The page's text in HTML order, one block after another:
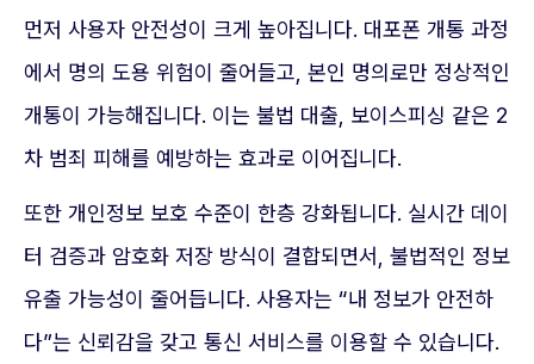
먼저 사용자 안전성이 크게 높아집니다. 대포폰 개통 과정
에서 명의 도용 위험이 줄어들고, 본인 명의로만 정상적인
개통이 가능해집니다. 이는 불법 대출, 보이스피싱 같은 2
차 범죄 피해를 예방하는 효과로 이어집니다.
또한 개인정보 보호 수준이 한층 강화됩니다. 실시간 데이
터 검증과 암호화 저장 방식이 결합되면서, 불법적인 정보
유출 가능성이 줄어듭니다. 사용자는 “내 정보가 안전하
다”는 신뢰감을 갖고 통신 서비스를 이용할 수 있습니다.